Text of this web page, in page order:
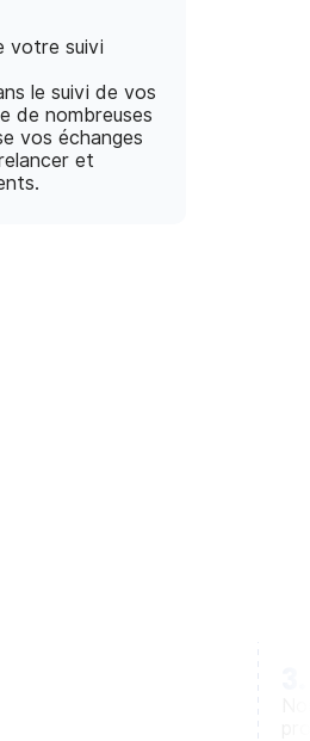
votre suivi
le suivi de vos
de nombreuses
vos échanges
et